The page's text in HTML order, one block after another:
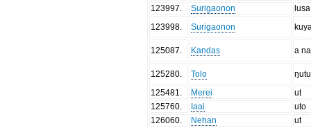
123997
Surigaonon
lusa
123998
Surigaonon
125087 Kandas a
125280 Tolo
ŋutu
125481
Merei
ut
125760
Iaai
uto
126060
Nehan
ut